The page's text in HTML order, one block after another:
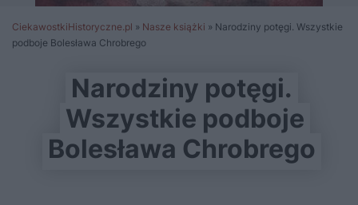
CiekawostkiHistoryczne.pl » Nasze książki » Narodziny potęgi. Wszystkie
podboje Bolesława Chrobrego
Narodziny potęgi.
Wszystkie podboje
Bolesława Chrobrego